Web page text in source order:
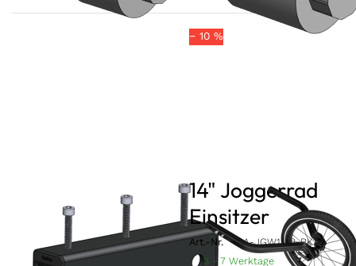
Deichselaufnahme
Nachrüstset
2019
− 10 %
14" Joggerrad
Einsitzer
Art.-Nr.
A-JGW1-22-BK
3 - 7 Werktage